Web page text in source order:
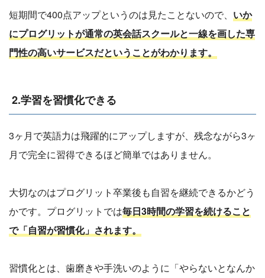
短期間で400点アップというのは見たことないので、 いか
にプログリットが通常の英会話スクールと一線を画した専
門性の高いサービスだということがわかります。
2.学習を習慣化できる
3ヶ月で英語力は飛躍的にアップしますが、残念ながら3ヶ
月で完全に習得できるほど簡単ではありません。
大切なのはプログリット卒業後も自習を継続できるかどう
かです。プログリットでは毎日3時間の学習を続けること
で「自習が習慣化」されます。
習慣化とは、歯磨きや手洗いのように「やらないとなんか